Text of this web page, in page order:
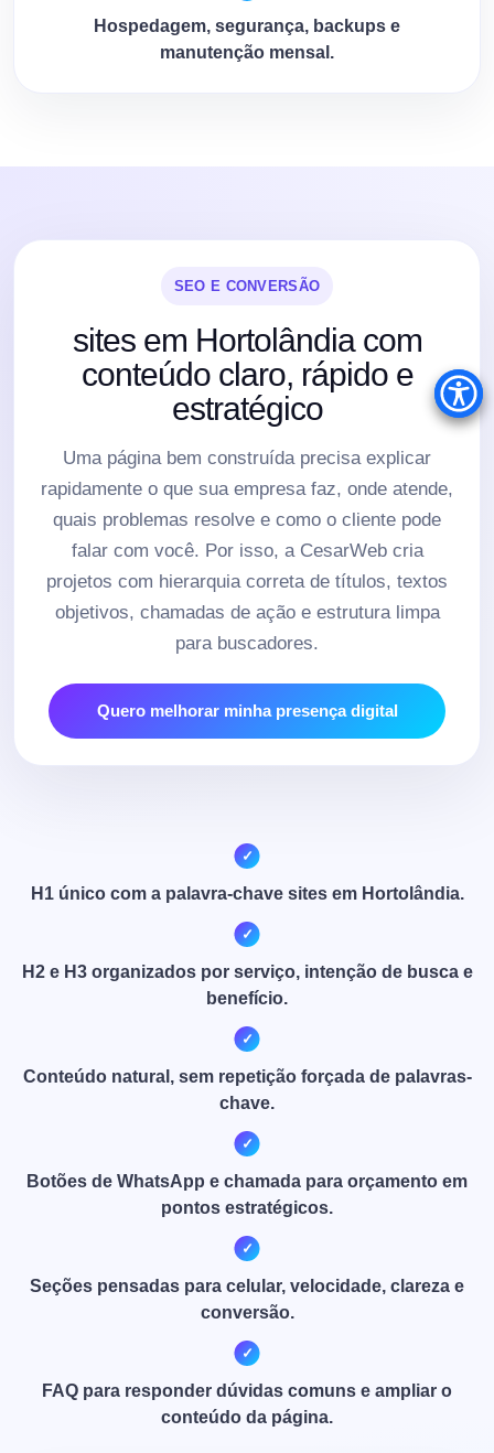
Hospedagem, segurança, backups e
manutenção mensal.
SEO E CONVERSÃO
sites em Hortolândia com
conteúdo claro, rápido e
estratégico
Uma página bem construída precisa explicar
rapidamente o que sua empresa faz, onde atende,
quais problemas resolve e como o cliente pode
falar com você. Por isso, a CesarWeb cria
projetos com hierarquia correta de títulos, textos
objetivos, chamadas de ação e estrutura limpa
para buscadores.
Quero melhorar minha presença digital
H1 único com a palavra-chave sites em Hortolândia.
H2 e H3 organizados por serviço, intenção de busca e
benefício.
Conteúdo natural, sem repetição forçada de palavras-
chave.
Botões de WhatsApp e chamada para orçamento em
pontos estratégicos.
Seções pensadas para celular, velocidade, clareza e
conversão.
FAQ para responder dúvidas comuns e ampliar o
conteúdo da página.